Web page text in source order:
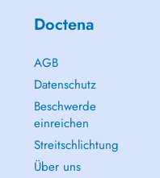
Doctena
AGB
Datenschutz
Beschwerde
einreichen
Streitschlichtung
Über uns